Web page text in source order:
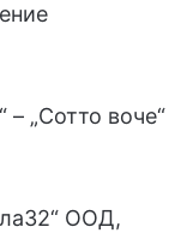
„Сотто воче“
ООД,